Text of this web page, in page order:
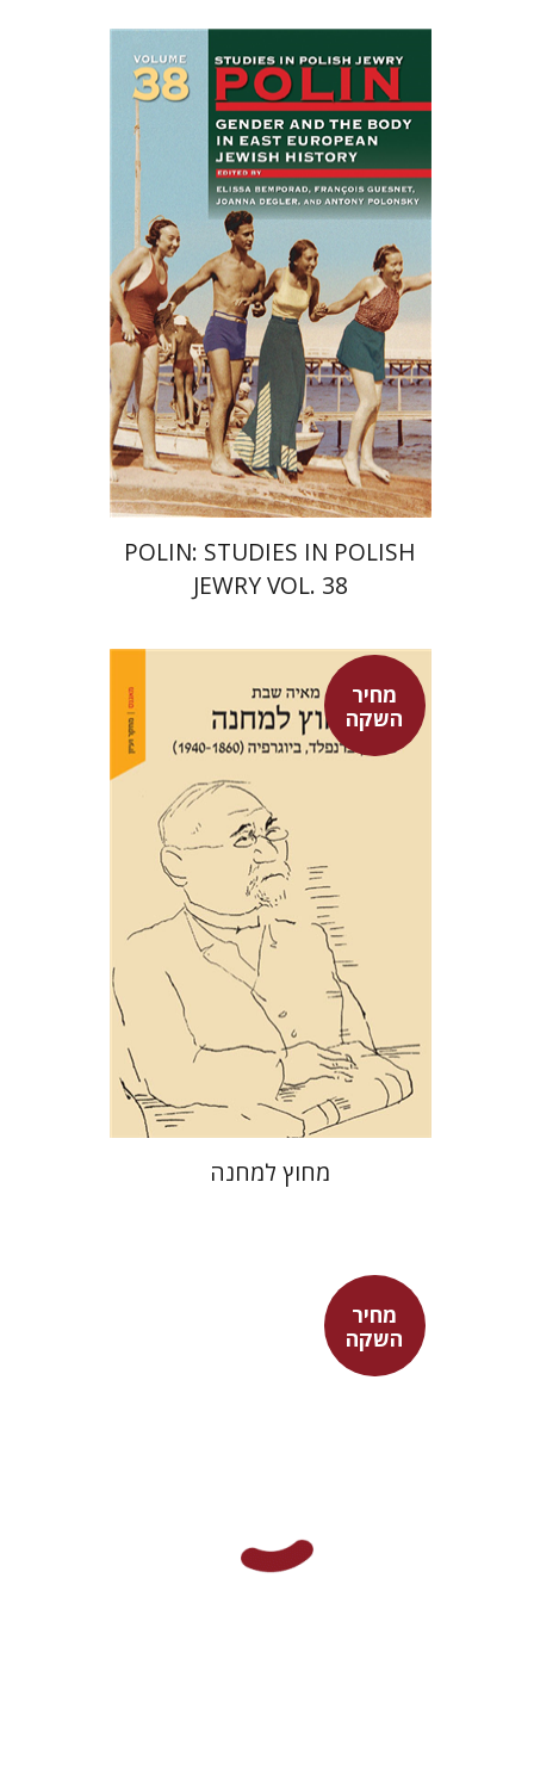
François Guesnet
Elissa
Bemporad
Joanna Degler
פולונסקי
הנחת אתר ספר מודפס
$75
$68
POLIN: STUDIES IN POLISH
JEWRY VOL. 38
מחיר
השקה
מאיה שבת
מחיר השקה
$42
$29
מחוץ למחנה
מחיר
השקהפיני איפרגן